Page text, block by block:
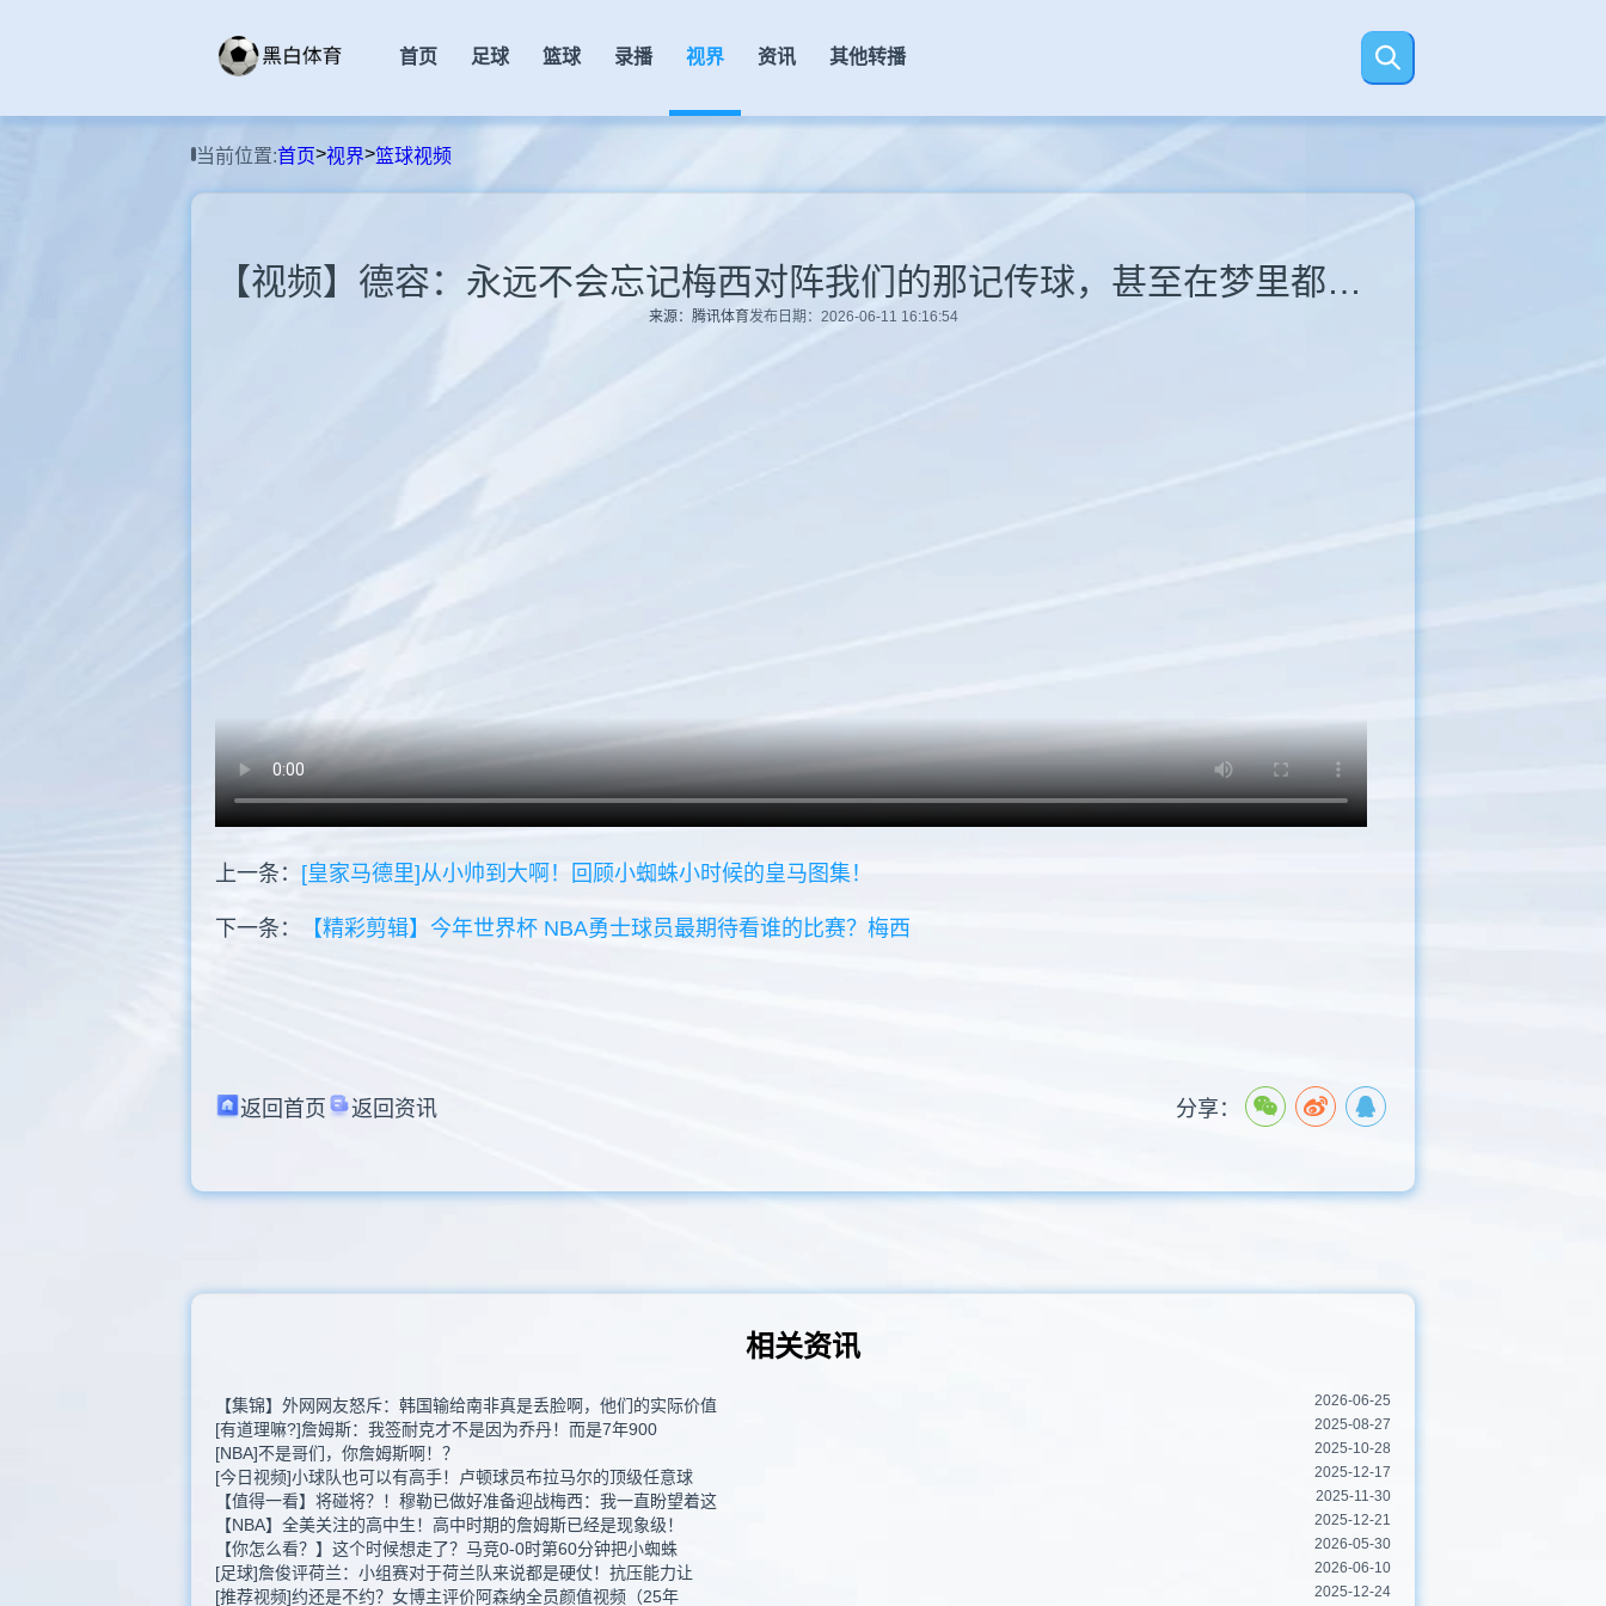
首页 足球 篮球 录播 视界 资讯 其他转播
当前位置:首页>视界>篮球视频
【视频】德容：永远不会忘记梅西对阵我们的那记传球，甚至在梦里都不可能
来源：腾讯体育发布日期：2026-06-11 16:16:54
上一条： [皇家马德里]从小帅到大啊！回顾小蜘蛛小时候的皇马图集！
下一条： 【精彩剪辑】今年世界杯 NBA勇士球员最期待看谁的比赛？梅西
返回首页 返回资讯 分享：
相关资讯
【集锦】外网网友怒斥：韩国输给南非真是丢脸啊，他们的实际价值 2026-06-25
[有道理嘛?]詹姆斯：我签耐克才不是因为乔丹！而是7年900 2025-08-27
[NBA]不是哥们，你詹姆斯啊！？ 2025-10-28
[今日视频]小球队也可以有高手！卢顿球员布拉马尔的顶级任意球 2025-12-17
【值得一看】将碰将？！穆勒已做好准备迎战梅西：我一直盼望着这 2025-11-30
【NBA】全美关注的高中生！高中时期的詹姆斯已经是现象级！ 2025-12-21
【你怎么看？】这个时候想走了？马竞0-0时第60分钟把小蜘蛛 2026-05-30
[足球]詹俊评荷兰：小组赛对于荷兰队来说都是硬仗！抗压能力让 2026-06-10
[推荐视频]约还是不约？女博主评价阿森纳全员颜值视频（25年 2025-12-24